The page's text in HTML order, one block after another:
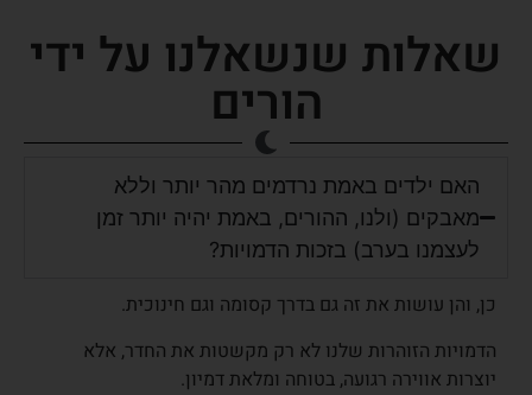
שאלות שנשאלנו על ידי
הורים
האם ילדים באמת נרדמים מהר יותר וללא
מאבקים (ולנו, ההורים, באמת יהיה יותר זמן
לעצמנו בערב) בזכות הדמויות?
כן, והן עושות את זה גם בדרך קסומה וגם חינוכית.
הדמויות הזוהרות שלנו לא רק מקשטות את החדר, אלא
יוצרות אווירה רגועה, בטוחה ומלאת דמיון.